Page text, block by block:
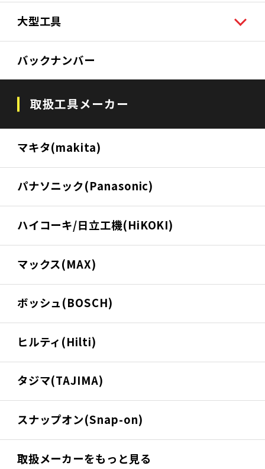
大型工具
バックナンバー
取扱工具メーカー
マキタ(makita)
パナソニック(Panasonic)
ハイコーキ/日立工機(HiKOKI)
マックス(MAX)
ボッシュ(BOSCH)
ヒルティ(Hilti)
タジマ(TAJIMA)
スナップオン(Snap-on)
取扱メーカーをもっと見る